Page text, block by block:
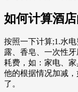
如何计算酒
按照一下计算;1.水
露、香皂、一次性
耗费，如：家电、
他的根据情况加减
了。